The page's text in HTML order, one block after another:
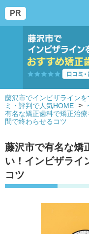
PR
藤沢市でインビザライン
ミ・評判で人気HOME
有名な矯正歯科で矯正治
間で終わらせるコツ
藤沢市で有名な矯
い！インビザライ
コツ